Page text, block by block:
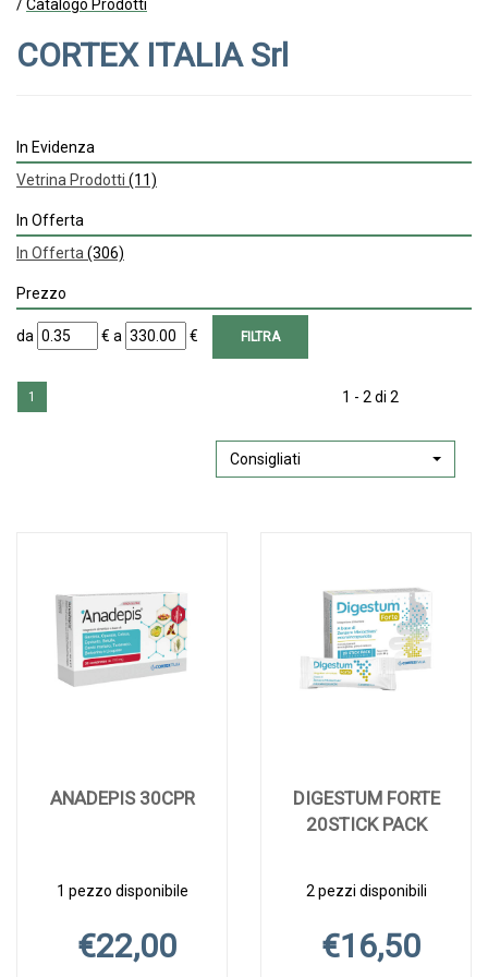
/Catalogo Prodotti
CORTEX ITALIA Srl
In Evidenza
Vetrina Prodotti (11)
In Offerta
In Offerta (306)
Prezzo
filtra
da
da €
filtra
a
a €
1 1 - 2 di 2
Consigliati
ANADEPIS 30CPR
1 pezzo disponibile
€22,00
DIGESTUM FORTE
20STICK PACK
2 pezzi disponibili
€16,50